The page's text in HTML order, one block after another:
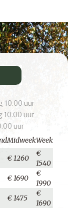
10.00 uur
10.00 uur
uur
MidweekWeek
€ 1260
€
1540
€ 1690
€
1990
€ 1475
€
1690